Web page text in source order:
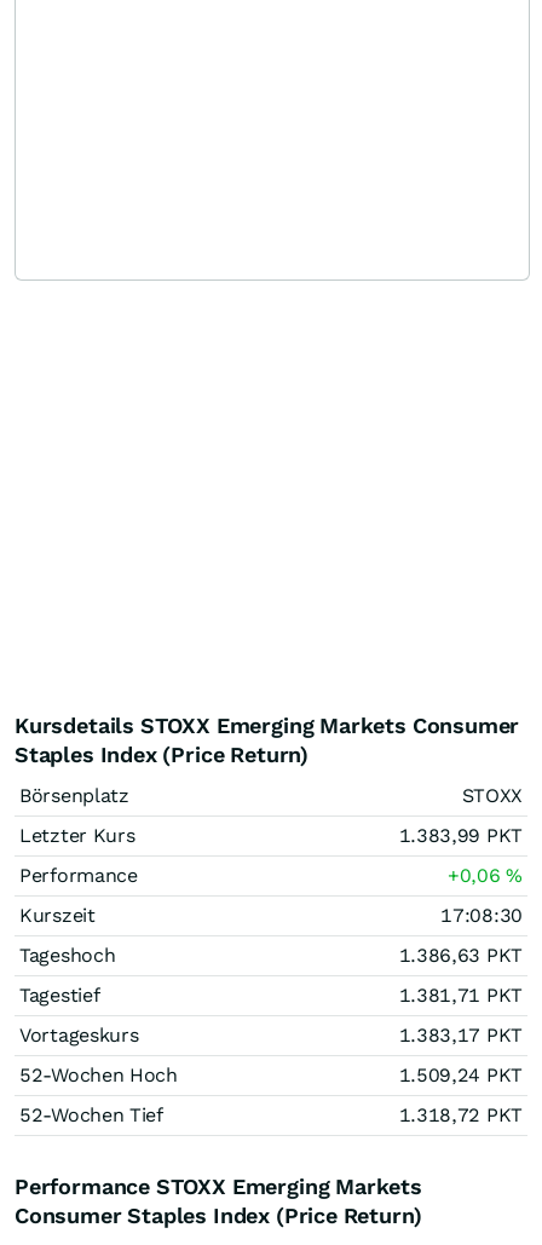
Kursdetails STOXX Emerging Markets Consumer
Staples Index (Price Return)
Börsenplatz
STOXX
Letzter Kurs
1.383,99 PKT
Performance
+0,06%
Kurszeit
17:08:30
Tageshoch
1.386,63 PKT
Tagestief
1.381,71 PKT
Vortageskurs
1.383,17 PKT
52-Wochen Hoch
1.509,24 PKT
52-Wochen Tief
1.318,72 PKT
Performance STOXX Emerging Markets
Consumer Staples Index (Price Return)